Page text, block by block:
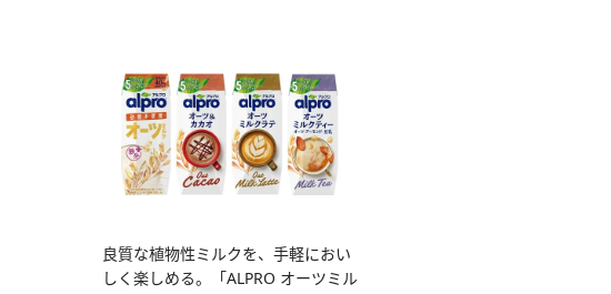
良質な植物性ミルクを、手軽におい
しく楽しめる。「ALPRO オーツミル